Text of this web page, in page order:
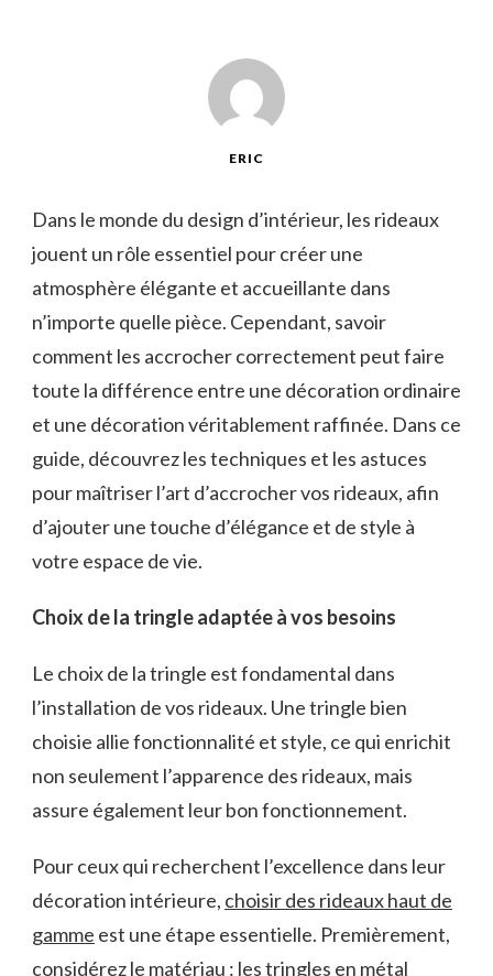
ERIC
Dans le monde du design d’intérieur, les rideaux
jouent un rôle essentiel pour créer une
atmosphère élégante et accueillante dans
n’importe quelle pièce. Cependant, savoir
comment les accrocher correctement peut faire
toute la différence entre une décoration ordinaire
et une décoration véritablement raffinée. Dans ce
guide, découvrez les techniques et les astuces
pour maîtriser l’art d’accrocher vos rideaux, afin
d’ajouter une touche d’élégance et de style à
votre espace de vie.
Choix de la tringle adaptée à vos besoins
Le choix de la tringle est fondamental dans
l’installation de vos rideaux. Une tringle bien
choisie allie fonctionnalité et style, ce qui enrichit
non seulement l’apparence des rideaux, mais
assure également leur bon fonctionnement.
Pour ceux qui recherchent l’excellence dans leur
décoration intérieure, choisir des rideaux haut de
gamme est une étape essentielle. Premièrement,
considérez le matériau : les tringles en métal